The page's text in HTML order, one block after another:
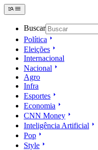
Buscar
Política
Eleições
Internacional
Nacional
Agro
Infra
Esportes
Economia
CNN Money
Inteligência Artificial
Pop
Style